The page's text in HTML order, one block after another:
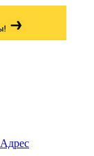
Адрес